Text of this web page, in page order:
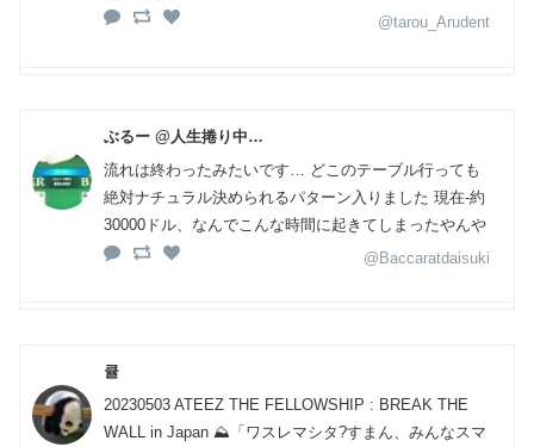
@tarou_Arudent
ぶるー @人生捲り中…
流れは終わったみたいです… どこのテーブル行っても
絶対ナチュラル決められるパターン入りました 現在-約
30000ドル、なんでこんな時間に起きてしまったやんや
@Baccaratdaisuki
큘
20230503 ATEEZ THE FELLOWSHIP : BREAK THE
WALL in Japan ⛰️「ワスレマシタ?すまん、みんなスマ